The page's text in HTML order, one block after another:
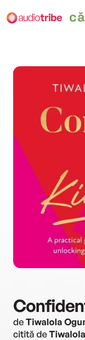
deTiwalola
citită de